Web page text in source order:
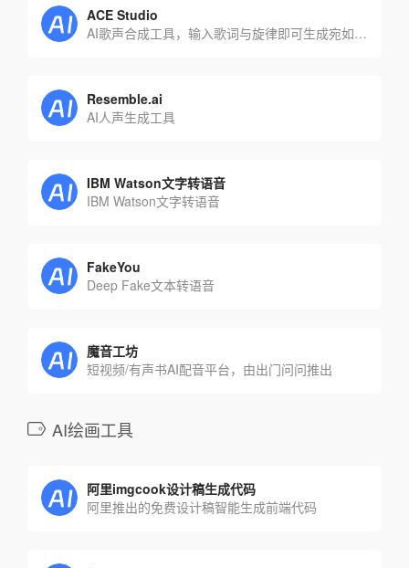
ACE Studio
AI歌声合成工具，输入歌词与旋律即可生成宛如真人的歌声
Resemble.ai
AI人声生成工具
IBM Watson文字转语音
IBM Watson文字转语音
FakeYou
Deep Fake文本转语音
魔音工坊
短视频/有声书AI配音平台，由出门问问推出
AI绘画工具
阿里imgcook设计稿生成代码
阿里推出的免费设计稿智能生成前端代码